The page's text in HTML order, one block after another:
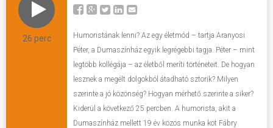
26 perc
Humoristának lenni? Az egy életmód – tartja Aranyosi
Péter, a Dumaszínház egyik legrégebbi tagja. Péter – mint
legtöbb kollégája – az életből meríti történeteit. De hogyan
lesznek a megélt dolgokból átadható sztorik? Milyen
szerinte a jó közönség? Hogyan mérhető szerinte a siker?
Kiderül a következő 25 percben. A humorista, akit a
Dumaszínház mellett 19 év közös munka köt Fábry